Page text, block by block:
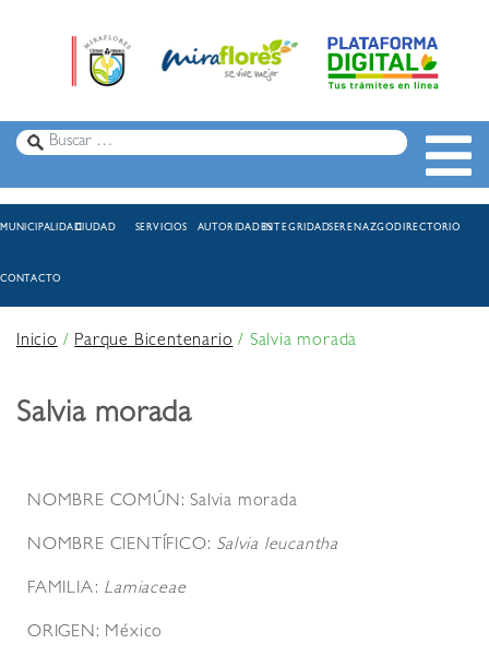
MUNICIPALIDADCIUDAD SERVICIOS AUTORIDADESINTEGRIDADSERENAZGODIRECTORIO
CONTACTO
Inicio/Parque Bicentenario/ Salvia morada
Salvia morada
NOMBRE COMÚN: Salvia morada
NOMBRE CIENTÍFICO: Salvia leucantha
FAMILIA: Lamiaceae
ORIGEN: México